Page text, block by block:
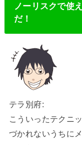
ノーリスクで使
だ！
テラ別府:
こういったテクニ
づかれないうちに